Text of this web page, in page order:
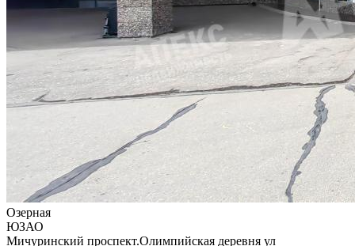
Озерная
ЮЗАО
Мичуринский проспект.Олимпийская деревня ул